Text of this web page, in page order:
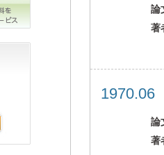
論
著
論
著